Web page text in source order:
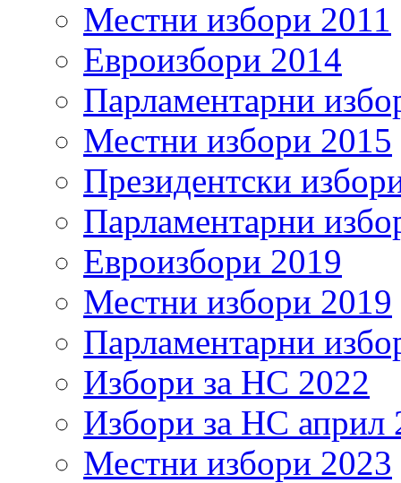
Местни избори 2011
Евроизбори 2014
Парламентарни
Местни избори 2015
Президентски
Парламентарни
Евроизбори 2019
Местни избори 2019
Парламентарни
Избори за НС 2022
Избори за НС април
Местни избори 2023